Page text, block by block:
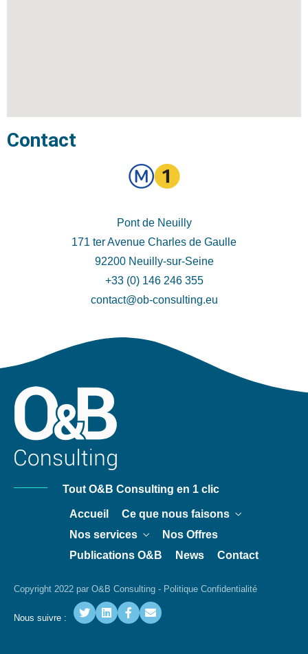
Contact
Pont de Neuilly
171 ter Avenue Charles de Gaulle
92200 Neuilly-sur-Seine
+33 (0) 146 246 355
contact@ob-consulting.eu
Tout O&B Consulting en 1 clic
Accueil
Ce que nous faisons
Nos services
Nos Offres
Publications O&B
News Contact
Copyright 2022 par O&B Consulting - Politique Confidentialité
Nous suivre :